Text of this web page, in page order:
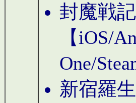
封魔戦
【iOS/
One/
新宿羅